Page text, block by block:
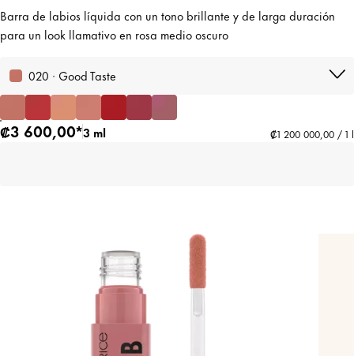
Barra de labios líquida con un tono brillante y de larga duración
para un look llamativo en rosa medio oscuro
020 · Good Taste
₡3 600,00*3 ml ₡1 200 000,00 / 1 l